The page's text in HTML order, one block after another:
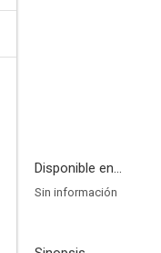
Disponible en...
Sin información